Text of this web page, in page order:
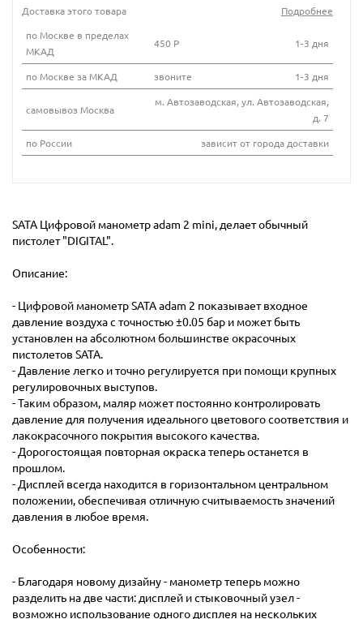
Доставка этого товара
Подробнее
по Москве в пределах
МКАД
450 Р 1-3 дня
по Москве за МКАД звоните 1-3 дня
самовывоз Москва
м. Автозаводская, ул. Автозаводская,
д. 7
по России
зависит от города доставки
SATA Цифровой манометр adam 2 mini, делает обычный
пистолет "DIGITAL".
Описание:
- Цифровой манометр SATA adam 2 показывает входное
давление воздуха с точностью ±0.05 бар и может быть
установлен на абсолютном большинстве окрасочных
пистолетов SATA.
- Давление легко и точно регулируется при помощи крупных
регулировочных выступов.
- Таким образом, маляр может постоянно контролировать
давление для получения идеального цветового соответствия и
лакокрасочного покрытия высокого качества.
- Дорогостоящая повторная окраска теперь останется в
прошлом.
- Дисплей всегда находится в горизонтальном центральном
положении, обеспечивая отличную считываемость значений
давления в любое время.
Особенности:
- Благодаря новому дизайну - манометр теперь можно
разделить на две части: дисплей и стыковочный узел -
возможно использование одного дисплея на нескольких